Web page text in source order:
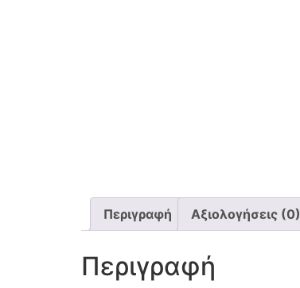
Περιγραφή Αξιολογήσεις (0)
Περιγραφή